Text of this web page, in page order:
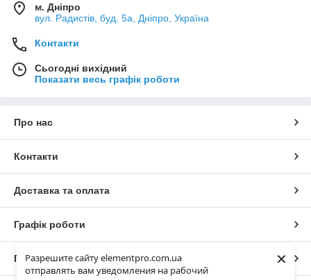
Разрешите сайту elementpro.com.ua
отправлять вам уведомления на рабочий
×
м. Дніпро
вул. Радистів, буд. 5а, Дніпро, Україна
Контакти
Сьогодні вихідний
Показати весь графік роботи
Про нас
Контакти
Доставка та оплата
Графік роботи
Повна версія сайту